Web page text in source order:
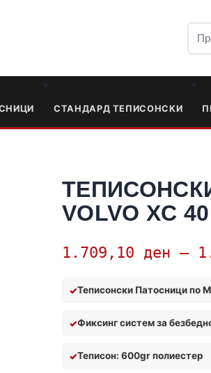
СТАНДАРД ТЕПИСОНСКИ
VOLVO XC
1.709,10 ден –
Теписонски Патосници по
Фиксинг систем за
Теписон: 600gr полиестер